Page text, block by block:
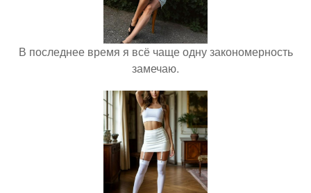
В последнее время я всё чаще одну закономерность
замечаю.